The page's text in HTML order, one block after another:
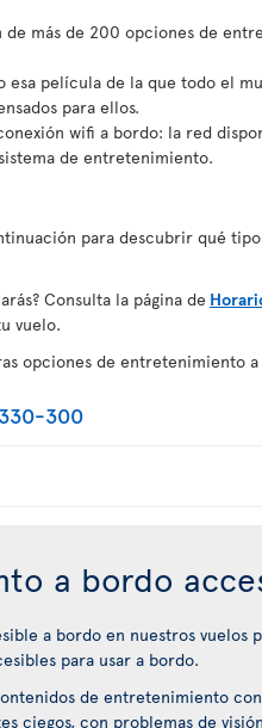
más de 200 opciones de
esa película de la que todo el
para ellos.
wifi a bordo: la red
de entretenimiento.
para descubrir qué
Consulta la página de
vuelo.
opciones de entretenimiento
300
a bordo
a bordo en nuestros vuelos
para usar a bordo.
de entretenimiento
ciegos, con problemas de